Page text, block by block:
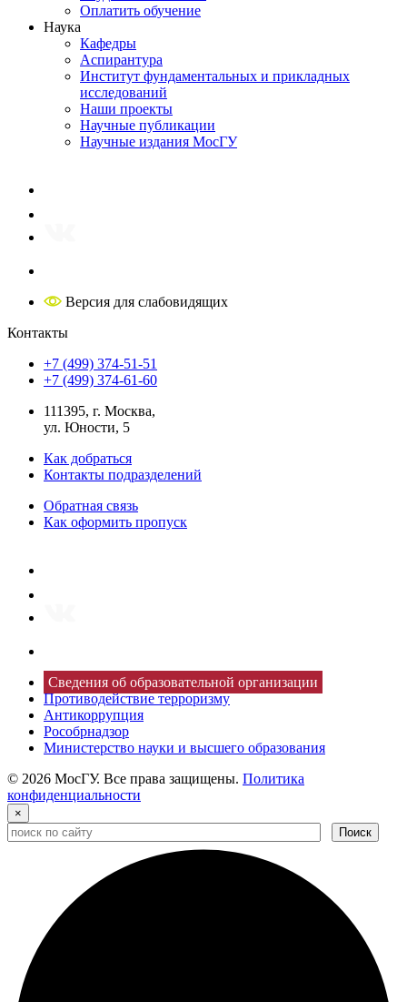
Оплатить обучение
Наука
Кафедры
Аспирантура
Институт фундаментальных и прикладных
исследований
Наши проекты
Научные публикации
Научные издания МосГУ
Версия для слабовидящих
Контакты
+7 (499) 374-51-51
+7 (499) 374-61-60
111395, г. Москва,
ул. Юности, 5
Как добраться
Контакты подразделений
Обратная связь
Как оформить пропуск
Сведения об образовательной организации
Противодействие терроризму
Антикоррупция
Рособрнадзор
Министерство науки и высшего образования
© 2026 МосГУ. Все права защищены. Политика
конфиденциальности
×